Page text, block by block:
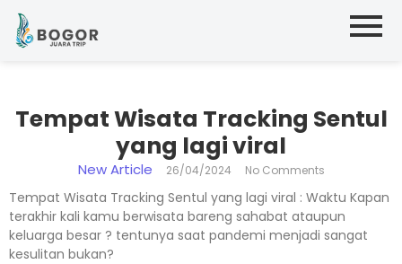
Tempat Wisata Tracking Sentul
yang lagi viral
New Article 26/04/2024 No Comments
Tempat Wisata Tracking Sentul yang lagi viral : Waktu Kapan
terakhir kali kamu berwisata bareng sahabat ataupun
keluarga besar ? tentunya saat pandemi menjadi sangat
kesulitan bukan?